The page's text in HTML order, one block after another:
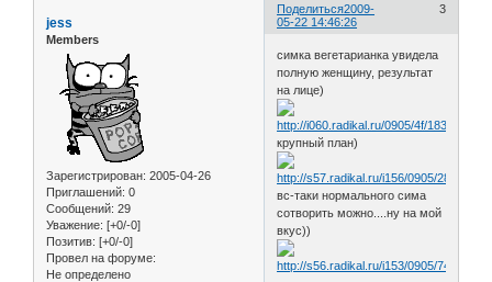
Поделиться 3
2009-
05-22 14:46:26
jess
Members
Зарегистрирован: 2005-04-26
Приглашений: 0
Сообщений: 29
Уважение: [+0/-0]
Позитив: [+0/-0]
Провел на форуме:
Не определено
симка вегетарианка увидела
полную женщину, результат
на лице)
крупный план)
вс-таки нормального сима
сотворить можно....ну на мой
вкус))